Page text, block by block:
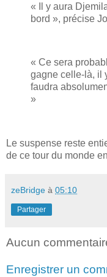
« Il y aura
bord », précise
« Ce sera
gagne celle-là, il
faudra
»
Le suspense reste
de ce tour du monde
zeBridge à 05:10
Partager
Aucun
Enregistrer un